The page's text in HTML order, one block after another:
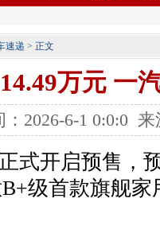
速递 > 正文
万元 一
：2026-6-1 0:0:0
式开启预售，
级首款旗舰